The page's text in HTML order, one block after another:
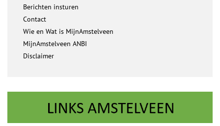
Berichten insturen
Contact
Wie en Wat is MijnAmstelveen
MijnAmstelveen ANBI
Disclaimer